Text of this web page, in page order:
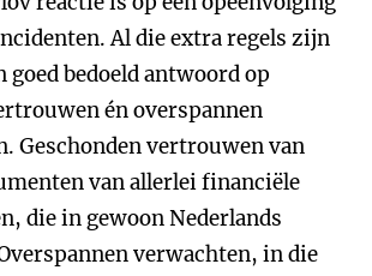
Al die extra regels zijn
goed bedoeld antwoord op
én overspannen
Geschonden vertrouwen van
van allerlei financiële
die in gewoon Nederlands
verwachten, in die